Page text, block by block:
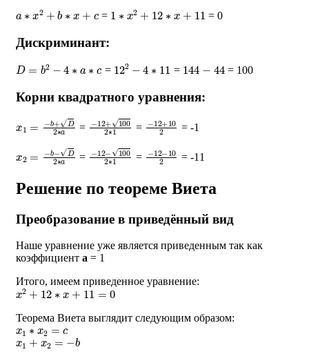
2 b ∗ = 1 2 + 12 ∗ 11 = 0
Дискриминант:
D= 2− a = 122 ∗ 11 = 144 44 = 100
Корни квадратного уравнения:
b+D2∗ = −12+100 ∗1
= −12+10 = -1
− D2∗ = 12 −100 1
= 12 −10 = -11
Решение по теореме Виета
Преобразование в приведённый вид
Наше уравнение уже является приведенным так как
коэффициент a = 1
Итого, имеем приведенное уравнение:
x2+12∗x+11 =0
Теорема Виета выглядит следующим образом:
x1∗x2= c
x1 + x2 =− b